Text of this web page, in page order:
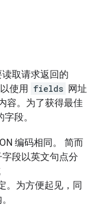
取请求返回的
使用 fields 网址
容。为了获得最佳
字段。
编码相同。 简而
段以英文句点分
。为方便起见，同